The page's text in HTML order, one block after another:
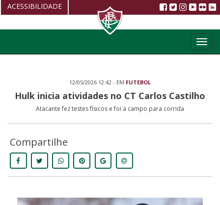
12/05/2026 12:42 - EM FUTEBOL
Hulk inicia atividades no CT Carlos Castilho
Atacante fez testes físicos e foi a campo para corrida
Compartilhe
ACESSIBILIDADE